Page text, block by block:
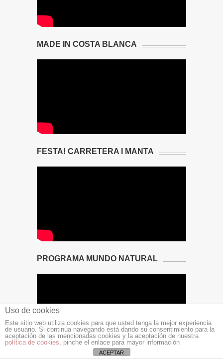
MADE IN COSTA BLANCA
FESTA! CARRETERA I MANTA
PROGRAMA MUNDO NATURAL
Uso de cookies
Este sitio web utiliza cookies para que usted tenga la mejor experiencia
de usuario. Si continúa navegando está dando su consentimiento para la
aceptación de las mencionadas cookies y la aceptación de nuestra
política de cookies, pinche el enlace para mayor información
ACEPTAR